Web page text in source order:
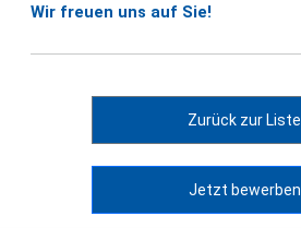
Wir freuen uns auf Sie!
Zurück zur Liste
Jetzt bewerben